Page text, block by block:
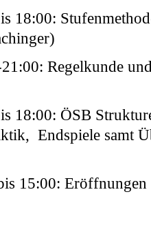
18:00:
Regelkunde
18:00: ÖSB
Endspiele samt
15:00: